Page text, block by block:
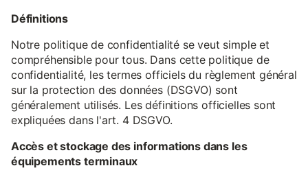
Définitions
Notre politique de confidentialité se veut simple et
compréhensible pour tous. Dans cette politique de
confidentialité, les termes officiels du règlement général
sur la protection des données (DSGVO) sont
généralement utilisés. Les définitions officielles sont
expliquées dans l'art. 4 DSGVO.
Accès et stockage des informations dans les
équipements terminaux